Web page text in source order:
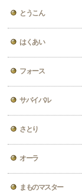
とうこん
はくあい
フォース
サバイバル
さとり
オーラ
まものマスター